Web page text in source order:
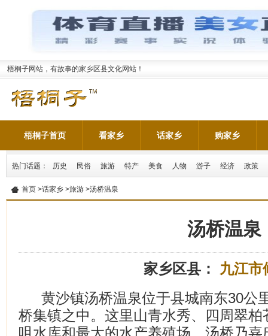
梧桐子网站，有故事的家乡区县文化网站！
梧桐子首页 看家乡 话家乡 购家乡
热门话题： 历史 民俗 旅游 特产 美食 人物 游子 经济 政策
首页 >话家乡 >旅游 >汤桥温泉
汤桥温泉
家乡区县： 九江市
黄沙镇汤桥温泉位于县城南东30公
桥集镇之中。这里山青水秀、四周翠
咀水库和最大的水产养殖场。汤桥乃